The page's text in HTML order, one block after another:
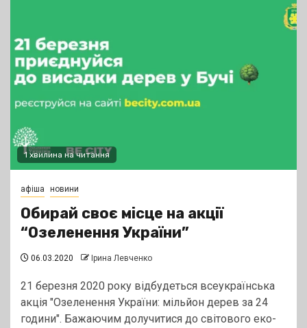
1 хвилина на читання
афіша новини
Обирай своє місце на акції
“Озеленення України”
06.03.2020 Ірина Левченко
21 березня 2020 року відбудеться всеукраїнська
акція "Озеленення України: мільйон дерев за 24
години". Бажаючим долучитися до світового еко-